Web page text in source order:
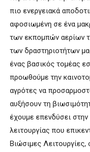
πιο ενεργειακά
αφοσιωμένη σε ένα
των εκπομπών αερίων
των δραστηριοτήτων
ένας βασικός τομέας
προωθούμε την
αγρότες να
αυξήσουν τη
έχουμε επενδύσει
λειτουργίας που
Βιώσιμες Λειτουργίες,